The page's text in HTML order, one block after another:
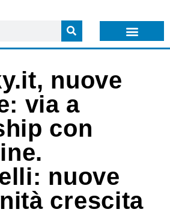
nuove
via a
con
nuove
crescita